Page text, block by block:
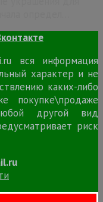
вся информация
характер и не
каких-либо
покупке\продаже
другой вид
риск